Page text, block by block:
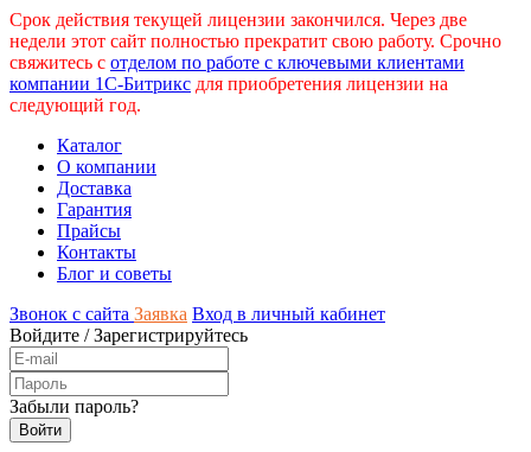
Срок действия текущей лицензии закончился. Через две
недели этот сайт полностью прекратит свою работу. Срочно
свяжитесь с отделом по работе с ключевыми клиентами
компании 1С-Битрикс для приобретения лицензии на
следующий год.
Каталог
О компании
Доставка
Гарантия
Прайсы
Контакты
Блог и советы
Звонок с сайта Заявка Вход в личный кабинет
Войдите /Зарегистрируйтесь
Забыли пароль?